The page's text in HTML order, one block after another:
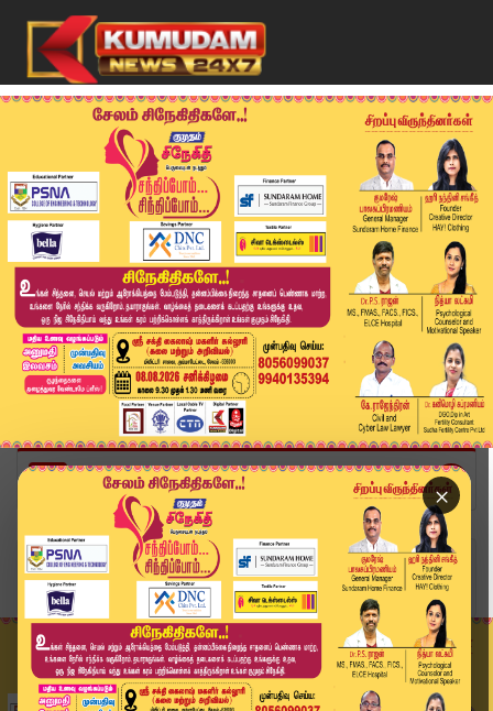
×
Home
உலகம்
"எந்த கப்பலுக்கும் அனுமதி கிடையாது.." ஹார்முஸ் ...